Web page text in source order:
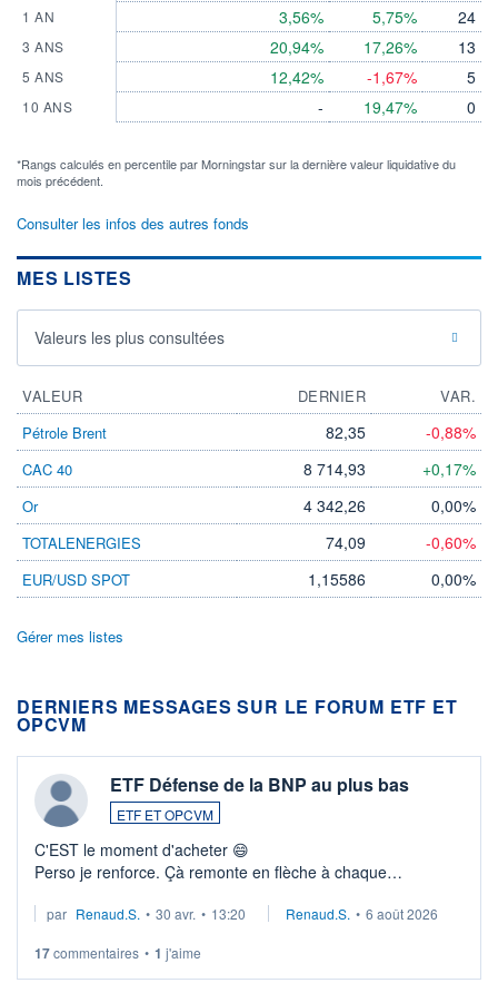
1 AN
3 ANS
5 ANS
10 ANS
3,56%
20,94%
12,42%
-
5,75%
17,26%
-1,67%
19,47%
24
13
5
0
*Rangs calculés en percentile par Morningstar sur la dernière valeur liquidative du
mois précédent.
Consulter les infos des autres fonds
MES LISTES
Valeurs les plus consultées
VALEUR DERNIER
VAR.
Pétrole Brent
82,35 -0,88%
CAC 40 8 714,93 +0,17%
Or 4 342,26 0,00%
TOTALENERGIES 74,09 -0,60%
EUR/USD SPOT 1,15586 0,00%
Gérer mes listes
DERNIERS MESSAGES SUR LE FORUM ETF ET
OPCVM
ETF Défense de la BNP au plus bas
ETF ET OPCVM
C'EST le moment d'acheter 😄​
Perso je renforce. Çà remonte en flèche à chaque
Investissement long terme tip top pour sa retraite.
par Renaud.S. • 30 avr. • 13:20 Renaud.S. • 6 août 2026
17commentaires • 1 j'aime